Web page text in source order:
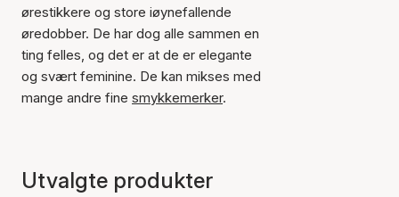
ørestikkere og store iøynefallende
øredobber. De har dog alle sammen en
ting felles, og det er at de er elegante
og svært feminine. De kan mikses med
mange andre fine smykkemerker.
Utvalgte produkter